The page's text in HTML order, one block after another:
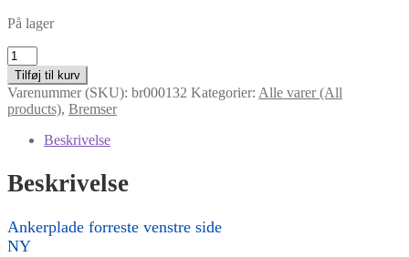
På lager
Ankerplade
forreste
venstre
side
antal
Tilføj til kurv
Varenummer (SKU): br000132 Kategorier: Alle varer (All
products), Bremser
Beskrivelse
Beskrivelse
Ankerplade forreste venstre side
NY